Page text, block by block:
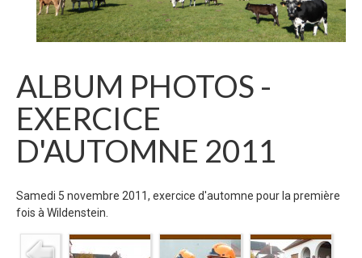
ALBUM PHOTOS -
EXERCICE
D'AUTOMNE 2011
Samedi 5 novembre 2011, exercice d'automne pour la première
fois à Wildenstein.